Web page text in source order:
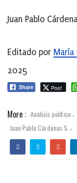
Juan Pablo
Editado por María
2025
Share Post
More : Análisis político ,
Juan Pablo Cárdenas S. ,